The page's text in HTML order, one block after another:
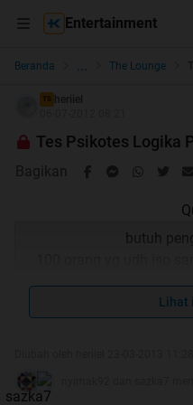
Entertainment
Beranda ... The Lounge
TS
heriiel
Tes Psikotes Logika
Bagikan
butuh
saya, timpuk
A : kenapa
Lihat